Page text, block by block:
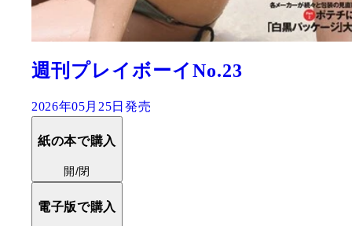
週刊プレイボーイNo.23
2026年05月25日発売
紙の本で購入
開/閉
電子版で購入